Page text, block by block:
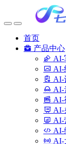
首页
产品中心
AI-
AI-
AI-
AI-
AI-
AI-
AI-
AI-
AI-